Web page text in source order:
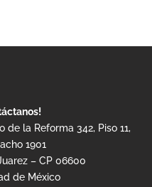
de la Reforma 342, Piso 11,
1901
– CP 06600
de México